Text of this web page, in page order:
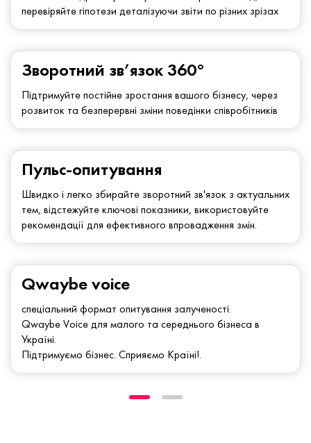
перевіряйте гіпотези деталізуючи звіти по різних зрізах
Зворотний зв’язок 360°
Підтримуйте постійне зростання вашого бізнесу, через
розвиток та безперервні зміни поведінки співробітників
Qwaybe voice
спеціальний формат опитування залученості.
Qwaybe Voice для малого та середнього бізнеса в
Україні.
Підтримуємо бізнес. Сприяємо Країні!.
Пульс-опитування
Швидко і легко збирайте зворотний зв'язок з актуальних
тем, відстежуйте ключові показники, використовуйте
рекомендації для ефективного впровадження змін.